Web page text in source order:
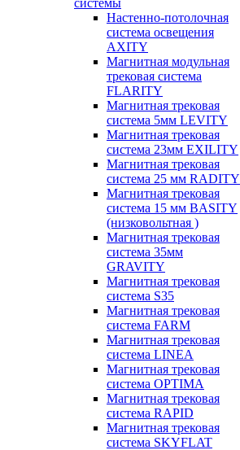
системы
Настенно-потолочная
система освещения
AXITY
Магнитная модульная
трековая система
FLARITY
Магнитная трековая
система 5мм LEVITY
Магнитная трековая
система 23мм EXILITY
Магнитная трековая
система 25 мм RADITY
Магнитная трековая
система 15 мм BASITY
(низковольтная )
Магнитная трековая
система 35мм
GRAVITY
Магнитная трековая
система S35
Магнитная трековая
система FARM
Магнитная трековая
система LINEA
Магнитная трековая
система OPTIMA
Магнитная трековая
система RAPID
Магнитная трековая
система SKYFLAT